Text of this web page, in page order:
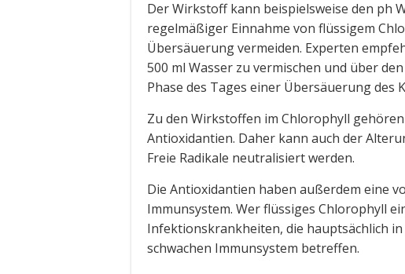
Der Wirkstoff kann beispielsweise den ph
regelmäßiger Einnahme von flüssigem
Übersäuerung vermeiden. Experten
500 ml Wasser zu vermischen und über
Phase des Tages einer Übersäuerung des
Zu den Wirkstoffen im Chlorophyll
Antioxidantien. Daher kann auch der
Freie Radikale neutralisiert werden.
Die Antioxidantien haben außerdem eine
Immunsystem. Wer flüssiges Chlorophyll
Infektionskrankheiten, die hauptsächlich
schwachen Immunsystem betreffen.